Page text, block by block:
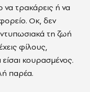
να τρακάρεις ή να
Οκ, δεν
τη ζωή
φίλους,
είσαι κουρασμένος.
παρέα.